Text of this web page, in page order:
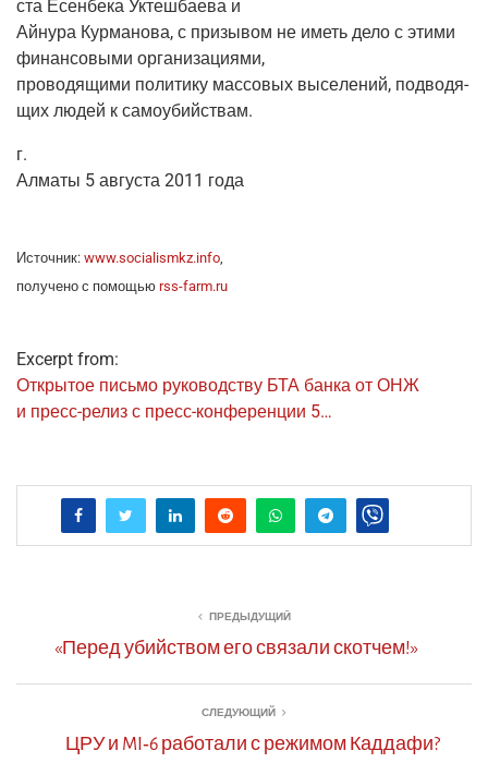
ста Есен­бе­ка Уктеш­ба­е­ва и
Айну­ра Кур­ма­но­ва, с при­зы­вом не иметь дело с эти­ми
финан­со­вы­ми организациями,
про­во­дя­щи­ми поли­ти­ку мас­со­вых высе­ле­ний, под­во­дя­
щих людей к самоубийствам.
г.
Алма­ты 5 авгу­ста 2011 года
Источ­ник: www.socialismkz.info,
полу­че­но с помо­щью rss-farm.ru
Excerpt from:
Откры­тое пись­мо руко­вод­ству БТА бан­ка от ОНЖ
и пресс-релиз с пресс-кон­фе­рен­ции 5…
ПРЕДЫДУЩИЙ
«Перед убийством его связали скотчем!»
СЛЕДУЮЩИЙ
ЦРУ и MI‑6 работали с режимом Каддафи?